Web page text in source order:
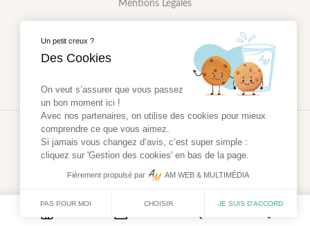
Mentions Légales
Données Personnelles
2024 - Réalisé parAM WEB & MULTIMÉDIA
Un petit creux ?
Des Cookies
On veut s’assurer que vous passez
un bon moment ici !
Avec nos partenaires, on utilise des cookies pour mieux
comprendre ce que vous aimez.
Si jamais vous changez d’avis, c’est super simple :
cliquez sur 'Gestion des cookies' en bas de la page.
Fièrement propulsé par AM WEB & MULTIMÉDIA
PAS POUR MOI CHOISIR JE SUIS D'ACCORD